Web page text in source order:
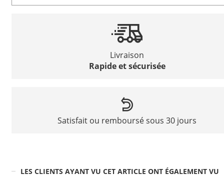
Livraison
Rapide et sécurisée
Satisfait ou remboursé sous 30 jours
LES CLIENTS AYANT VU CET ARTICLE ONT ÉGALEMENT VU